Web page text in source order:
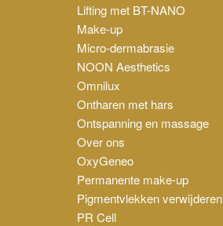
Lifting met BT-NANO
Make-up
Micro-dermabrasie
NOON Aesthetics
Omnilux
Ontharen met hars
Ontspanning en massage
Over ons
OxyGeneo
Permanente make-up
Pigmentvlekken verwijderen
PR Cell